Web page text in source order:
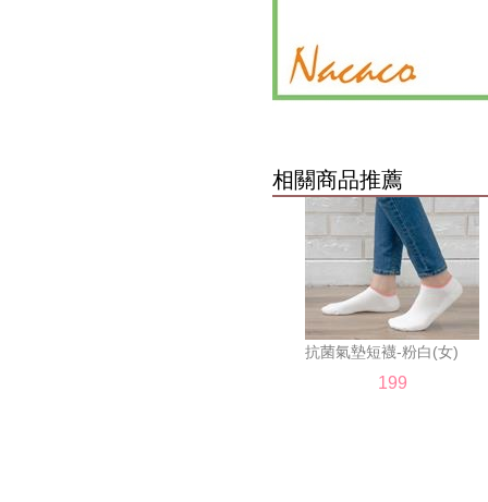
相關商品推薦
抗菌氣墊短襪-粉白(女)
199